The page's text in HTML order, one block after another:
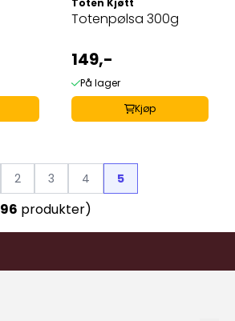
Totenpølsa 300g
149,-
På lager
Kjøp
2 3 4 5
96 produkter)